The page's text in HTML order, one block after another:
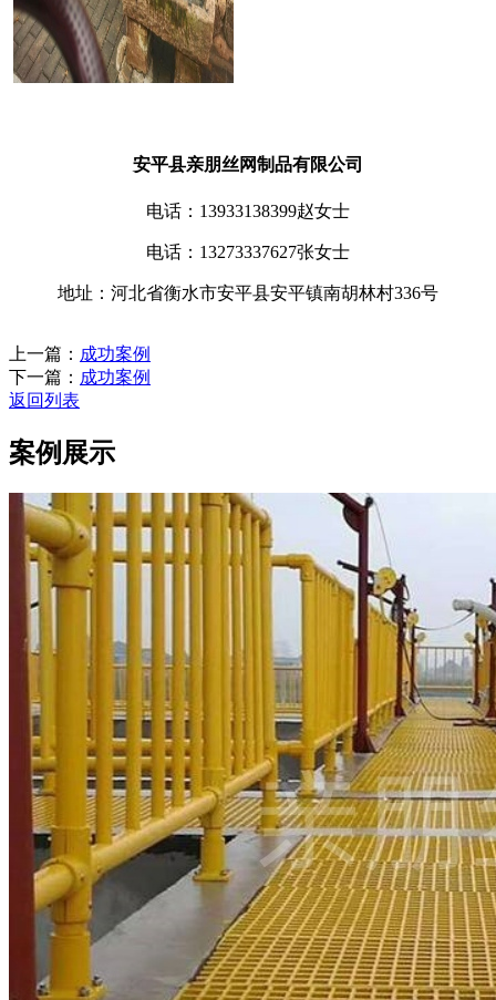
安平县亲朋丝网制品有限公司
电话：13933138399赵女士
电话：13273337627张女士
地址：河北省衡水市安平县安平镇南胡林村336号
上一篇： 成功案例
下一篇： 成功案例
返回列表
案例展示